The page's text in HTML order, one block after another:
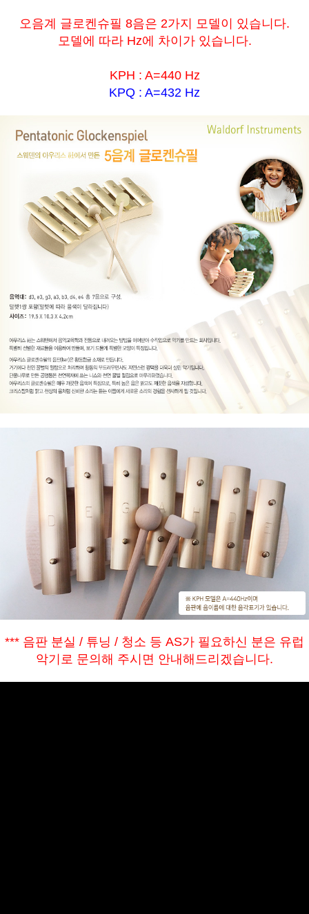
오음계 글로켄슈필 8음은 2가지 모델이 있습니다.
모델에 따라 Hz에 차이가 있습니다.
KPH : A=440 Hz
KPQ : A=432 Hz
*** 음판 분실 / 튜닝 / 청소 등 AS가 필요하신 분은 유럽
악기로 문의해 주시면 안내해드리겠습니다.